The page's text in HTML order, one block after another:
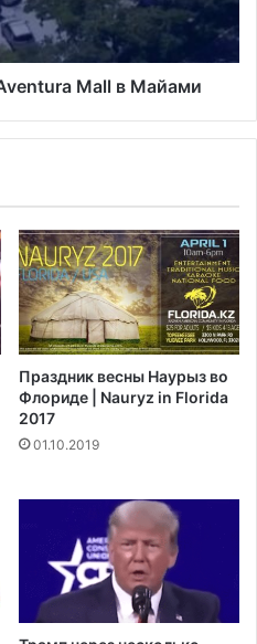
Mall в Майами
Праздник весны Наурыз во
Флориде | Nauryz in Florida
2017
01.10.2019